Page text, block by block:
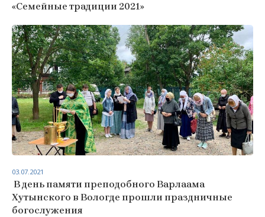
«Семейные традиции 2021»
В день памяти преподобного Варлаама
Хутынского в Вологде прошли праздничные
богослужения
03.07.2021